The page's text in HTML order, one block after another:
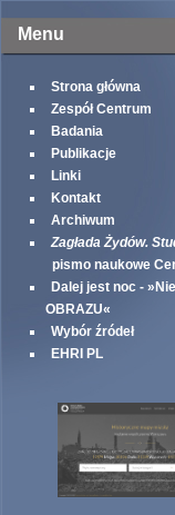
Menu
Strona główna
Zespół Centrum
Badania
Publikacje
Linki
Kontakt
Archiwum
Zagłada Żydów.
pismo naukowe
Dalej jest noc -
OBRAZU«
Wybór źródeł
EHRI PL